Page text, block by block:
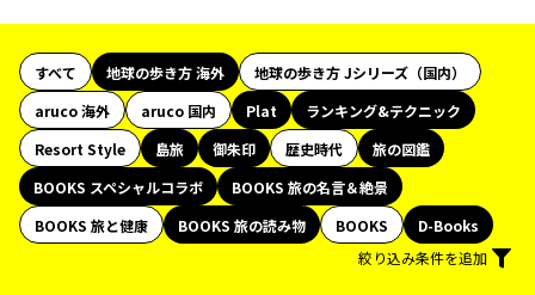
すべて 地球の歩き方 海外
地球の歩き方 Jシリーズ（国内）
aruco 海外
aruco 国内 Plat
ランキング&テクニック
Resort Style
島旅 御朱印 歴史時代
旅の図鑑
BOOKS スペシャルコラボ
BOOKS 旅の名言＆絶景
BOOKS 旅と健康
BOOKS 旅の読み物 BOOKS
D-Books
絞り込み条件を追加